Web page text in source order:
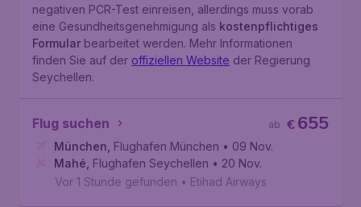
negativen PCR-Test einreisen, allerdings muss vorab
eine Gesundheitsgenehmigung als kostenpflichtiges
Formular bearbeitet werden. Mehr Informationen
finden Sie auf der offiziellen Website der Regierung
Seychellen.
Flug suchen €655
ab
München Flughafen München • 09 Nov.
Mahé Flughafen Seychellen • 20 Nov.
Vor 1 Stunde gefunden • Etihad Airways